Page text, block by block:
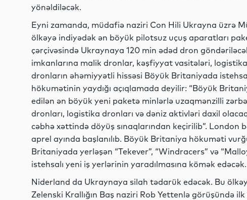
yönəldiləcək.
Eyni zamanda, müdafiə naziri Con Hili Ukrayna üzrə
ölkəyə indiyədək ən böyük pilotsuz uçuş aparatları
çərçivəsində Ukraynaya 120 min ədəd dron
imkanlarına malik dronlar, kəşfiyyat vasitələri,
dronların əhəmiyyətli hissəsi Böyük Britaniyada
hökumətinin yaydığı açıqlamada deyilir: “Böyük
edilən ən böyük yeni paketə minlərlə uzaqmənzilli
dronları, logistika dronları və dəniz aktivləri daxil
cəbhə xəttində döyüş sınaqlarından keçirilib”. London
aprel ayında başlanılıb. Böyük Britaniya hökuməti
Britaniyada yerləşən “Tekever”, “Windracers” və
istehsalı yeni iş yerlərinin yaradılmasına kömək edəcək.
Niderland da Ukraynaya silah tədarük edəcək. Bu
Zelenski Krallığın Baş naziri Rob Yettenlə görüşündə